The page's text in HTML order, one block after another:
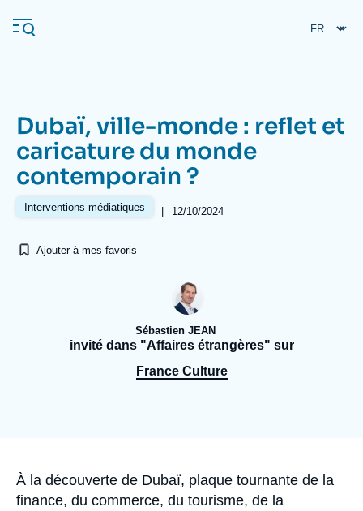
au
contenu
Navigation
principale
L'Ifri
Se connecter
À propos de l'Ifri
Proche-Orient
Dubaï, ville-monde : reflet et
caricature du monde
contemporain ?
Interventions médiatiques | 12/10/2024
Ajouter à mes favoris
Sébastien JEAN
invité dans "Affaires étrangères" sur
France Culture
Accroche
À la découverte de Dubaï, plaque tournante de la
finance, du commerce, du tourisme, de la